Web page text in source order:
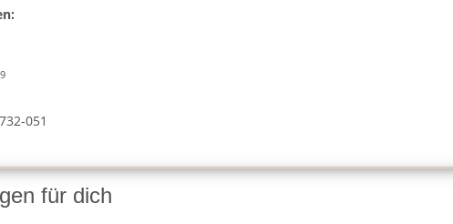
051
für dich